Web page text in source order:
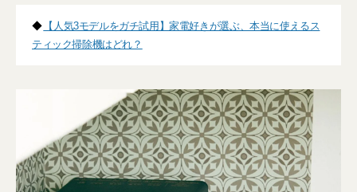
◆ 【人気3モデルをガチ試用】家電好きが選ぶ、本当に使えるス
ティック掃除機はどれ？